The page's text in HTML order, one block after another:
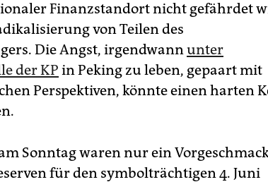
Finanzstandort nicht gefährdet
von Teilen des
Die Angst, irgendwann unter
der KP in Peking zu leben, gepaart mit
Perspektiven, könnte einen harten
Sonntag waren nur ein
für den symbolträchtigen 4. Juni